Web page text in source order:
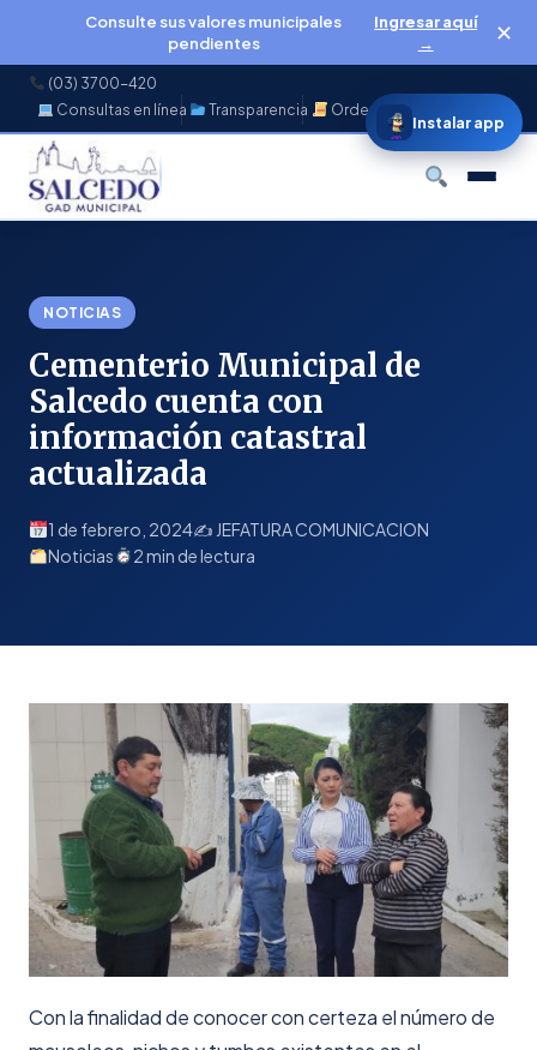
Consulte sus valores municipales
pendientes
Ingresar aquí
→
✕
(03) 3700-420
Consultas en línea
Transparencia Ordenanzas
NOTICIAS
Cementerio Municipal de
Salcedo cuenta con
información catastral
actualizada
1 de febrero, 2024✍️ JEFATURA COMUNICACION
Noticias
2 min de lectura
Con la finalidad de conocer con certeza el número de
Instalar app